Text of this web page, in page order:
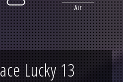
Air
Lucky 13